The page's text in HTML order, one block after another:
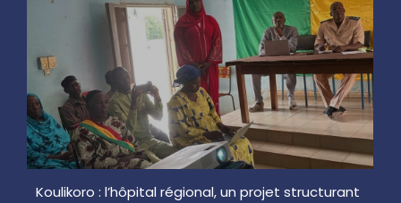
Koulikoro : l’hôpital régional, un projet structurant